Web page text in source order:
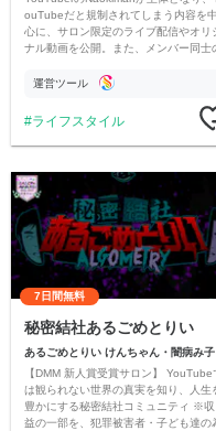
ouTubeだと規制されてしまう内容を中
心に、サロン限定のライブ配信やオリ
ナル動画を公開。また、メンバー同士
ただいています。
運営ツール
ライフスタイル
7日間無料
秘密結社あるごめとりい
あるごめとりい けんちゃん・闇病み子
【DMM 新人賞受賞サロン】 YouTube
は観られない世界の真実を知り、人生
豊かにする秘密結社コミュニティ ※収
益の一部を、犯罪被害者・子ども達の